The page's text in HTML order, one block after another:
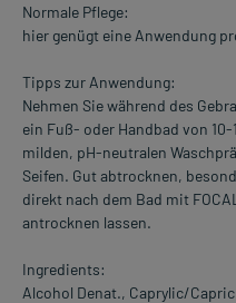
Normale Pflege:
hier genügt eine Anwendung
Tipps zur Anwendung:
Nehmen Sie während des
ein Fuß- oder Handbad von
milden, pH-neutralen
Seifen. Gut abtrocknen,
direkt nach dem Bad mit
antrocknen lassen.
Ingredients:
Alcohol Denat., Caprylic/